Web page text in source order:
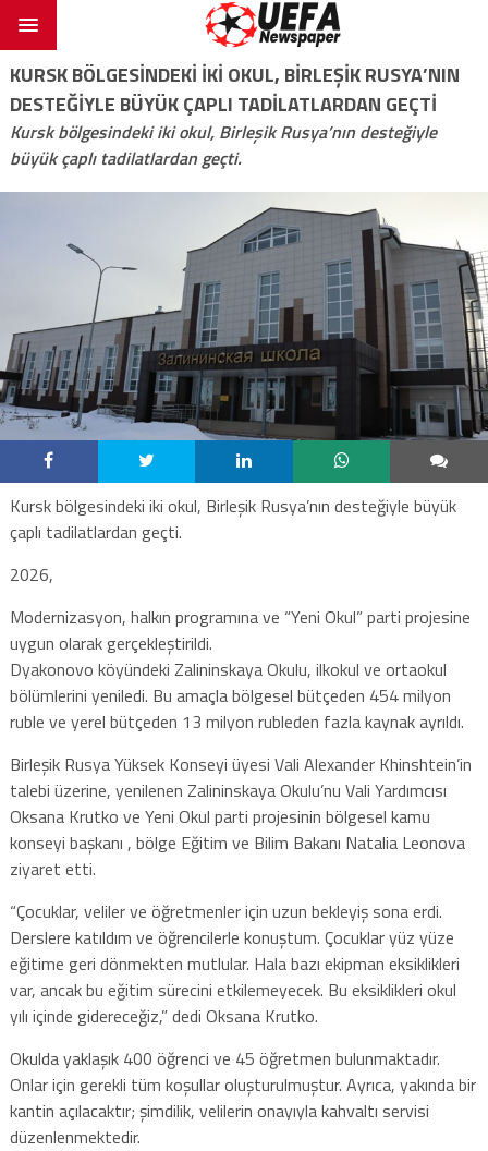
KURSK BÖLGESINDEKI IKI OKUL, BIRLEŞIK RUSYA’NIN
DESTEĞIYLE BÜYÜK ÇAPLI TADILATLARDAN GEÇTI
Kursk bölgesindeki iki okul, Birleşik Rusya’nın desteğiyle
büyük çaplı tadilatlardan geçti.
Kursk bölgesindeki iki okul, Birleşik Rusya’nın desteğiyle büyük
çaplı tadilatlardan geçti.
2026,
Modernizasyon, halkın programına ve “Yeni Okul” parti projesine
uygun olarak gerçekleştirildi.
Dyakonovo köyündeki Zalininskaya Okulu, ilkokul ve ortaokul
bölümlerini yeniledi. Bu amaçla bölgesel bütçeden 454 milyon
ruble ve yerel bütçeden 13 milyon rubleden fazla kaynak ayrıldı.
Birleşik Rusya Yüksek Konseyi üyesi Vali Alexander Khinshtein’in
talebi üzerine, yenilenen Zalininskaya Okulu’nu Vali Yardımcısı
Oksana Krutko ve Yeni Okul parti projesinin bölgesel kamu
konseyi başkanı , bölge Eğitim ve Bilim Bakanı Natalia Leonova
ziyaret etti.
“Çocuklar, veliler ve öğretmenler için uzun bekleyiş sona erdi.
Derslere katıldım ve öğrencilerle konuştum. Çocuklar yüz yüze
eğitime geri dönmekten mutlular. Hala bazı ekipman eksiklikleri
var, ancak bu eğitim sürecini etkilemeyecek. Bu eksiklikleri okul
yılı içinde gidereceğiz,” dedi Oksana Krutko.
Okulda yaklaşık 400 öğrenci ve 45 öğretmen bulunmaktadır.
Onlar için gerekli tüm koşullar oluşturulmuştur. Ayrıca, yakında bir
kantin açılacaktır; şimdilik, velilerin onayıyla kahvaltı servisi
düzenlenmektedir.